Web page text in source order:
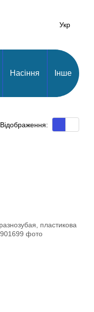
Укр
Насіння Інше
Відображення: